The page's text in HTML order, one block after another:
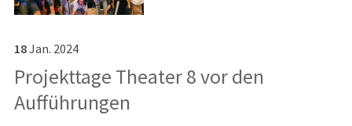
18Jan. 2024
Projekttage Theater 8 vor den
Aufführungen